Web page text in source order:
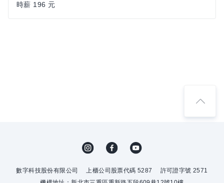
時薪 196 元
數字科技股份有限公司 上櫃公司股票代碼 5287
許可證字號 2571